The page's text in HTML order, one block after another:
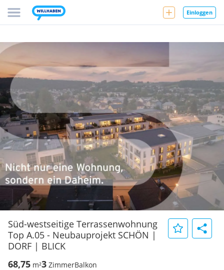
Einloggen
Süd-westseitige Terrassenwohnung
Top A.05 - Neubauprojekt SCHÖN |
DORF | BLICK
68,75 m²3 ZimmerBalkon